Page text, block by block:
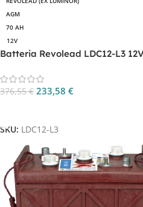
AGM
70 AH
12V
Batteria Revolead LDC12-L3
376,55€ 233,58 €
SKU: LDC12-L3